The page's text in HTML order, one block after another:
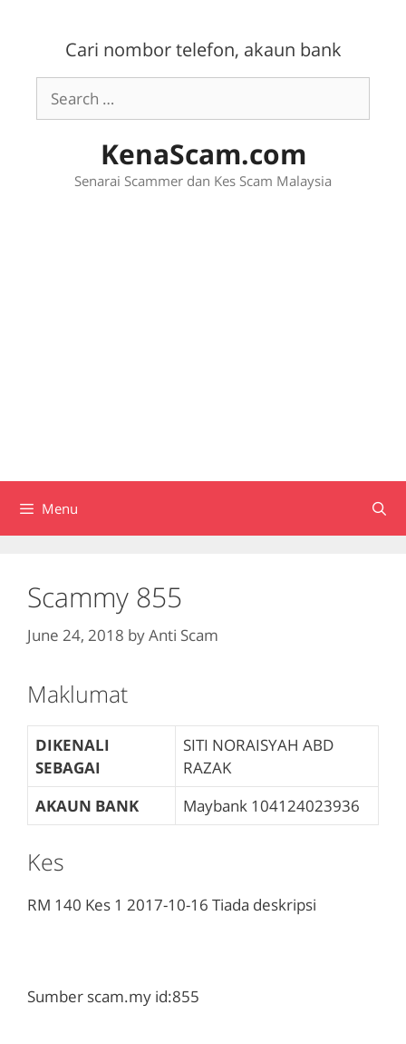
Cari nombor telefon, akaun bank
Search
for:
KenaScam.com
Senarai Scammer dan Kes Scam Malaysia
Menu
Scammy 855
June 24, 2018 byAnti Scam
Maklumat
DIKENALI
SEBAGAI
SITI NORAISYAH ABD
RAZAK
AKAUN BANK
Maybank 104124023936
Kes
RM 140 Kes 1 2017-10-16 Tiada deskripsi
Sumber scam.my id:855